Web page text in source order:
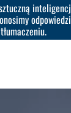
tłumaczeniu.